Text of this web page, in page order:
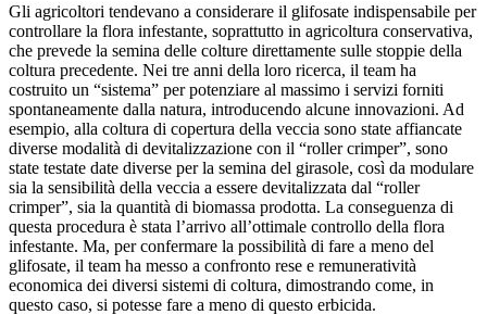
Gli agricoltori tendevano a considerare il glifosate indispensabile per
controllare la flora infestante, soprattutto in agricoltura conservativa,
che prevede la semina delle colture direttamente sulle stoppie della
coltura precedente. Nei tre anni della loro ricerca, il team ha
costruito un “sistema” per potenziare al massimo i servizi forniti
spontaneamente dalla natura, introducendo alcune innovazioni. Ad
esempio, alla coltura di copertura della veccia sono state affiancate
diverse modalità di devitalizzazione con il “roller crimper”, sono
state testate date diverse per la semina del girasole, così da modulare
sia la sensibilità della veccia a essere devitalizzata dal “roller
crimper”, sia la quantità di biomassa prodotta. La conseguenza di
questa procedura è stata l’arrivo all’ottimale controllo della flora
infestante. Ma, per confermare la possibilità di fare a meno del
glifosate, il team ha messo a confronto rese e remuneratività
economica dei diversi sistemi di coltura, dimostrando come, in
questo caso, si potesse fare a meno di questo erbicida.